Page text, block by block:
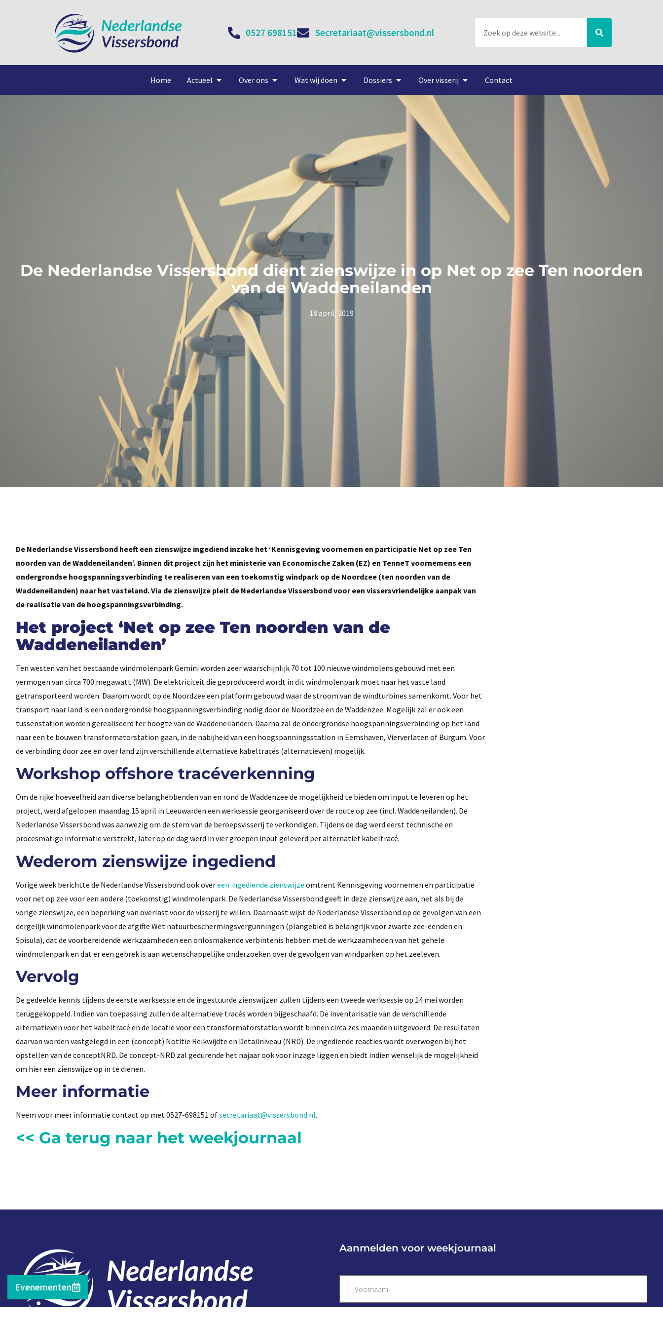
0527 698151 Secretariaat@vissersbond.nl
Home Actueel Over ons Wat wij doen Dossiers Over visserij Contact
De Nederlandse Vissersbond dient zienswijze in op Net op zee Ten noorden
van de Waddeneilanden
18 april, 2019
De Nederlandse Vissersbond heeft een zienswijze ingediend inzake het ‘Kennisgeving voornemen en participatie Net op zee Ten
noorden van de Waddeneilanden’. Binnen dit project zijn het ministerie van Economische Zaken (EZ) en TenneT voornemens een
ondergrondse hoogspanningsverbinding te realiseren van een toekomstig windpark op de Noordzee (ten noorden van de
Waddeneilanden) naar het vasteland. Via de zienswijze pleit de Nederlandse Vissersbond voor een vissersvriendelijke aanpak van
de realisatie van de hoogspanningsverbinding.
Het project ‘Net op zee Ten noorden van de
Waddeneilanden’
Ten westen van het bestaande windmolenpark Gemini worden zeer waarschijnlijk 70 tot 100 nieuwe windmolens gebouwd met een
vermogen van circa 700 megawatt (MW). De elektriciteit die geproduceerd wordt in dit windmolenpark moet naar het vaste land
getransporteerd worden. Daarom wordt op de Noordzee een platform gebouwd waar de stroom van de windturbines samenkomt. Voor het
transport naar land is een ondergrondse hoogspanningsverbinding nodig door de Noordzee en de Waddenzee. Mogelijk zal er ook een
tussenstation worden gerealiseerd ter hoogte van de Waddeneilanden. Daarna zal de ondergrondse hoogspanningsverbinding op het land
naar een te bouwen transformatorstation gaan, in de nabijheid van een hoogspanningsstation in Eemshaven, Vierverlaten of Burgum. Voor
de verbinding door zee en over land zijn verschillende alternatieve kabeltracés (alternatieven) mogelijk.
Workshop offshore tracéverkenning
Om de rijke hoeveelheid aan diverse belanghebbenden van en rond de Waddenzee de mogelijkheid te bieden om input te leveren op het
project, werd afgelopen maandag 15 april in Leeuwarden een werksessie georganiseerd over de route op zee (incl. Waddeneilanden). De
Nederlandse Vissersbond was aanwezig om de stem van de beroepsvisserij te verkondigen. Tijdens de dag werd eerst technische en
procesmatige informatie verstrekt, later op de dag werd in vier groepen input geleverd per alternatief kabeltracé.
Wederom zienswijze ingediend
Vorige week berichtte de Nederlandse Vissersbond ook overeen ingediende zienswijze omtrent Kennisgeving voornemen en participatie
voor net op zee voor een andere (toekomstig) windmolenpark. De Nederlandse Vissersbond geeft in deze zienswijze aan, net als bij de
vorige zienswijze, een beperking van overlast voor de visserij te willen. Daarnaast wijst de Nederlandse Vissersbond op de gevolgen van een
dergelijk windmolenpark voor de afgifte Wet natuurbeschermingsvergunningen (plangebied is belangrijk voor zwarte zee-eenden en
Spisula), dat de voorbereidende werkzaamheden een onlosmakende verbintenis hebben met de werkzaamheden van het gehele
windmolenpark en dat er een gebrek is aan wetenschappelijke onderzoeken over de gevolgen van windparken op het zeeleven.
Vervolg
De gedeelde kennis tijdens de eerste werksessie en de ingestuurde zienswijzen zullen tijdens een tweede werksessie op 14 mei worden
teruggekoppeld. Indien van toepassing zullen de alternatieve tracés worden bijgeschaafd. De inventarisatie van de verschillende
alternatieven voor het kabeltracé en de locatie voor een transformatorstation wordt binnen circa zes maanden uitgevoerd. De resultaten
daarvan worden vastgelegd in een (concept) Notitie Reikwijdte en Detailniveau (NRD). De ingediende reacties wordt overwogen bij het
opstellen van de concept­NRD. De concept-NRD zal gedurende het najaar ook voor inzage liggen en biedt indien wenselijk de mogelijkheid
om hier een zienswijze op in te dienen.
Meer informatie
Neem voor meer informatie contact op met 0527-698151 ofsecretariaat@vissersbond.nl.
<< Ga terug naar het weekjournaal
Evenementen
Aanmelden voor weekjournaal